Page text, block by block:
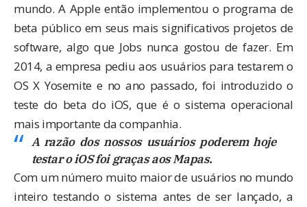
mundo. A Apple então implementou o programa de
beta público em seus mais significativos projetos de
software, algo que Jobs nunca gostou de fazer. Em
2014, a empresa pediu aos usuários para testarem o
OS X Yosemite e no ano passado, foi introduzido o
teste do beta do iOS, que é o sistema operacional
mais importante da companhia.
A razão dos nossos usuários poderem hoje
testar o iOS foi graças aos Mapas.
Com um número muito maior de usuários no mundo
inteiro testando o sistema antes de ser lançado, a